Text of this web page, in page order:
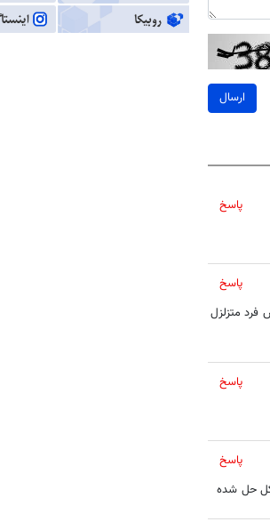
ارسال
پاسخ
پاسخ
فرد متزلزل
پاسخ
پاسخ
حل شده